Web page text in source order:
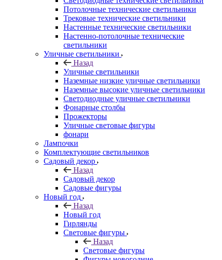
Потолочные технические светильники
Трековые технические светильники
Настенные технические светильники
Настенно-потолочные технические
светильники
Уличные светильники
Назад
Уличные светильники
Наземные низкие уличные светильники
Наземные высокие уличные светильники
Светодиодные уличные светильники
Фонарные столбы
Прожекторы
Уличные световые фигуры
фонари
Лампочки
Комплектующие светильников
Садовый декор
Назад
Садовый декор
Садовые фигуры
Новый год
Назад
Новый год
Гирлянды
Световые фигуры
Назад
Световые фигуры